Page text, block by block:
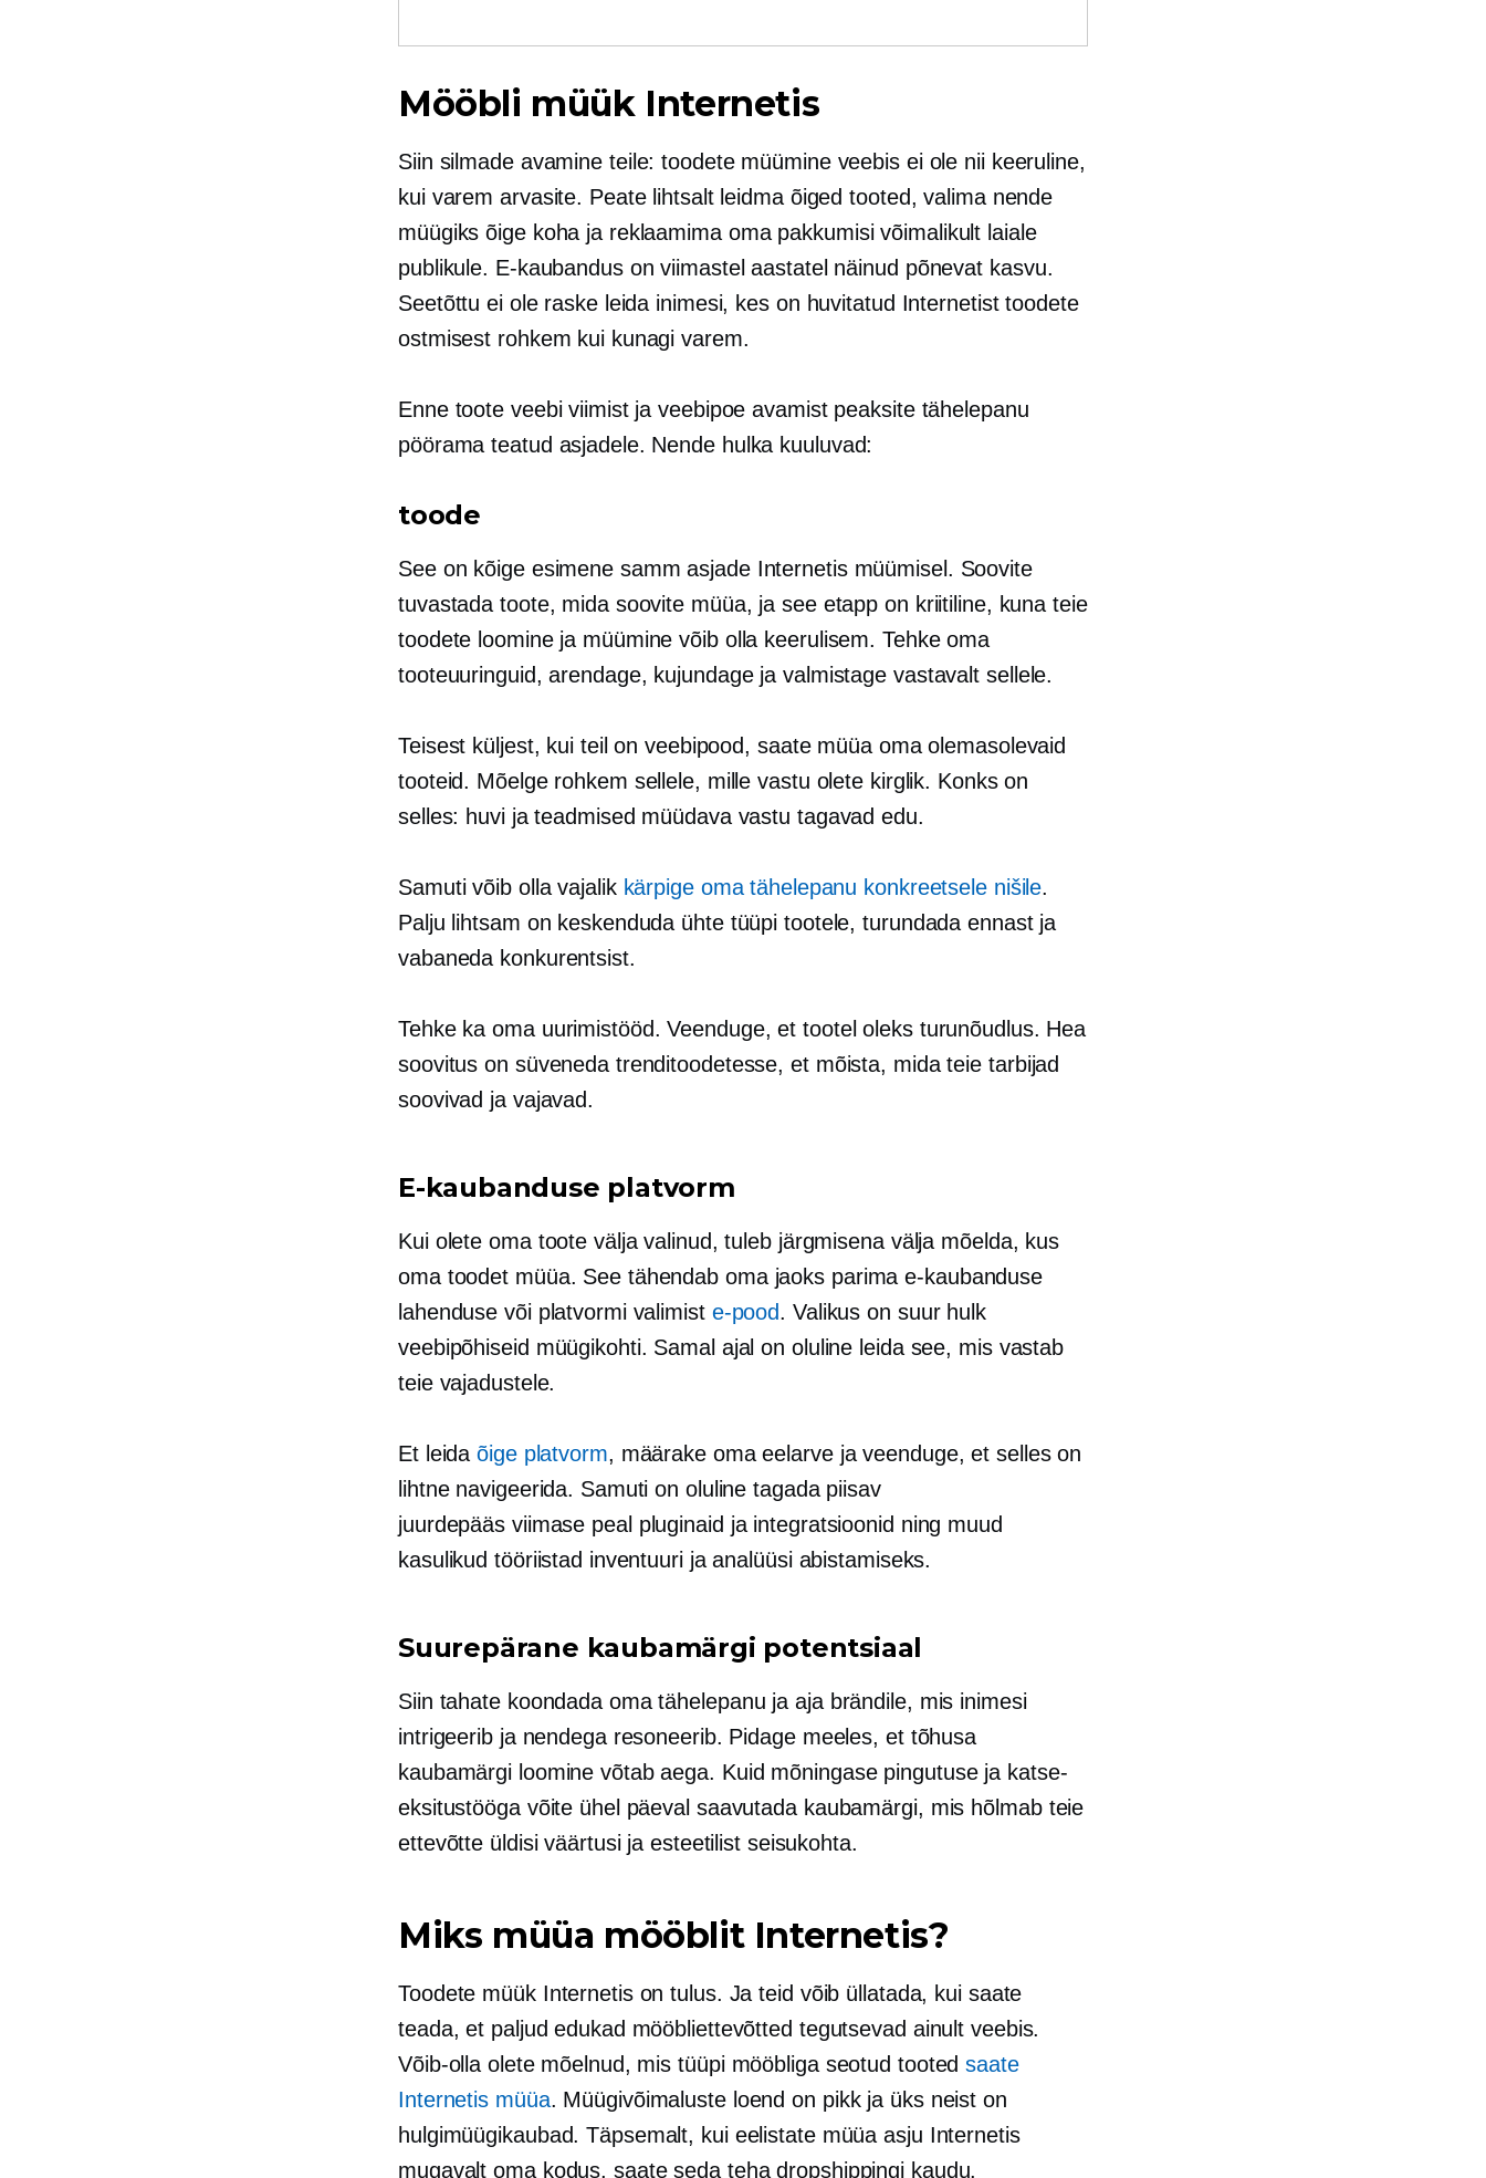
Mööbli müük Internetis
Siin silmade avamine teile: toodete müümine veebis ei ole nii keeruline,
kui varem arvasite. Peate lihtsalt leidma õiged tooted, valima nende
müügiks õige koha ja reklaamima oma pakkumisi võimalikult laiale
publikule. E-kaubandus on viimastel aastatel näinud põnevat kasvu.
Seetõttu ei ole raske leida inimesi, kes on huvitatud Internetist toodete
ostmisest rohkem kui kunagi varem.
Enne toote veebi viimist ja veebipoe avamist peaksite tähelepanu
pöörama teatud asjadele. Nende hulka kuuluvad:
toode
See on kõige esimene samm asjade Internetis müümisel. Soovite
tuvastada toote, mida soovite müüa, ja see etapp on kriitiline, kuna teie
toodete loomine ja müümine võib olla keerulisem. Tehke oma
tooteuuringuid, arendage, kujundage ja valmistage vastavalt sellele.
Teisest küljest, kui teil on veebipood, saate müüa oma olemasolevaid
tooteid. Mõelge rohkem sellele, mille vastu olete kirglik. Konks on
selles: huvi ja teadmised müüdava vastu tagavad edu.
Samuti võib olla vajalik kärpige oma tähelepanu konkreetsele nišile.
Palju lihtsam on keskenduda ühte tüüpi tootele, turundada ennast ja
vabaneda konkurentsist.
Tehke ka oma uurimistööd. Veenduge, et tootel oleks turunõudlus. Hea
soovitus on süveneda trenditoodetesse, et mõista, mida teie tarbijad
soovivad ja vajavad.
E-kaubanduse platvorm
Kui olete oma toote välja valinud, tuleb järgmisena välja mõelda, kus
oma toodet müüa. See tähendab oma jaoks parima e-kaubanduse
lahenduse või platvormi valimist e-pood. Valikus on suur hulk
veebipõhiseid müügikohti. Samal ajal on oluline leida see, mis vastab
teie vajadustele.
Et leidaõige platvorm, määrake oma eelarve ja veenduge, et selles on
lihtne navigeerida. Samuti on oluline tagada piisav
juurdepääs viimase peal pluginaid ja integratsioonid ning muud
kasulikud tööriistad inventuuri ja analüüsi abistamiseks.
Suurepärane kaubamärgi potentsiaal
Siin tahate koondada oma tähelepanu ja aja brändile, mis inimesi
intrigeerib ja nendega resoneerib. Pidage meeles, et tõhusa
kaubamärgi loomine võtab aega. Kuid mõningase pingutuse ja katse-
eksitustööga võite ühel päeval saavutada kaubamärgi, mis hõlmab teie
ettevõtte üldisi väärtusi ja esteetilist seisukohta.
Miks müüa mööblit Internetis?
Toodete müük Internetis on tulus. Ja teid võib üllatada, kui saate
teada, et paljud edukad mööbliettevõtted tegutsevad ainult veebis.
Võib-olla olete mõelnud, mis tüüpi mööbliga seotud tootedsaate
Internetis müüa. Müügivõimaluste loend on pikk ja üks neist on
hulgimüügikaubad. Täpsemalt, kui eelistate müüa asju Internetis
mugavalt oma kodus, saate seda teha dropshippingi kaudu.